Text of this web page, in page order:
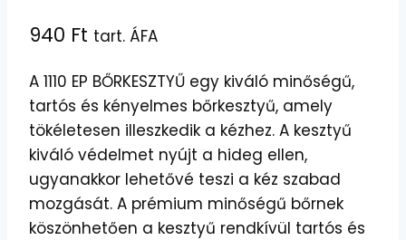
940 Ft tart. ÁFA
A 1110 EP BŐRKESZTYŰ egy kiváló minőségű,
tartós és kényelmes bőrkesztyű, amely
tökéletesen illeszkedik a kézhez. A kesztyű
kiváló védelmet nyújt a hideg ellen,
ugyanakkor lehetővé teszi a kéz szabad
mozgását. A prémium minőségű bőrnek
köszönhetően a kesztyű rendkívül tartós és